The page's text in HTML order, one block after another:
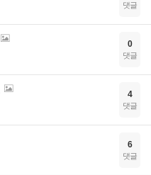
댓글
0
댓글
4
댓글
6
댓글